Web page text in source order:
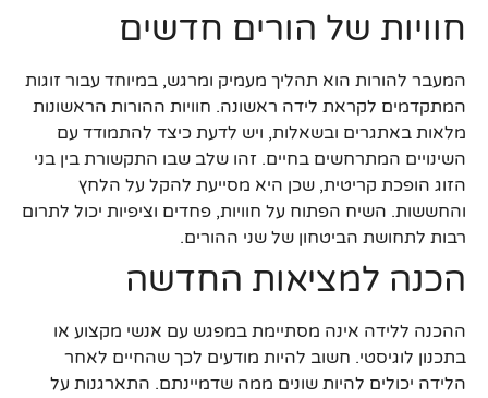
חוויות של הורים חדשים
המעבר להורות הוא תהליך מעמיק ומרגש, במיוחד עבור זוגות
המתקדמים לקראת לידה ראשונה. חוויות ההורות הראשונות
מלאות באתגרים ובשאלות, ויש לדעת כיצד להתמודד עם
השינויים המתרחשים בחיים. זהו שלב שבו התקשורת בין בני
הזוג הופכת קריטית, שכן היא מסייעת להקל על הלחץ
והחששות. השיח הפתוח על חוויות, פחדים וציפיות יכול לתרום
רבות לתחושת הביטחון של שני ההורים.
הכנה למציאות החדשה
ההכנה ללידה אינה מסתיימת במפגש עם אנשי מקצוע או
בתכנון לוגיסטי. חשוב להיות מודעים לכך שהחיים לאחר
הלידה יכולים להיות שונים ממה שדמיינתם. התארגנות על